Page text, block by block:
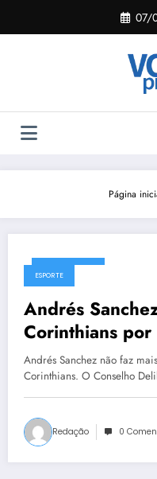
o
07/
Página
ESPORTE
Andrés
Corinthians
Andrés Sanchez não faz
Corinthians. O Conselho
Redação 0